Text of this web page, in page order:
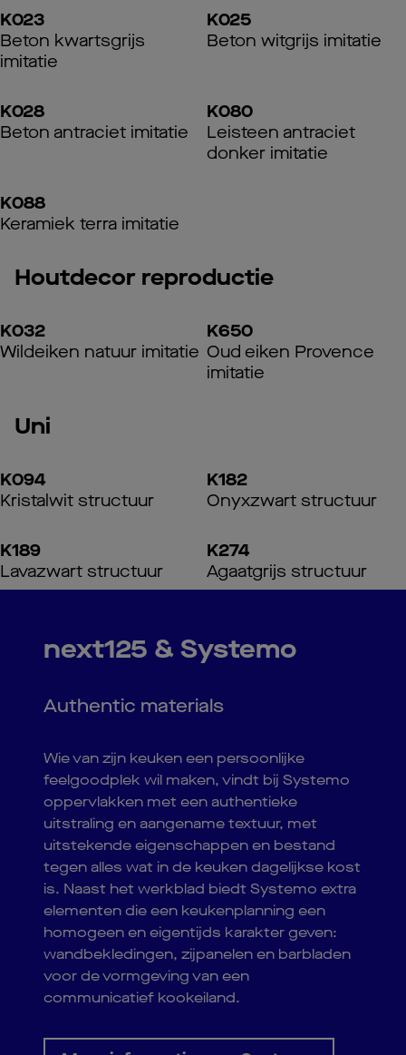
K023
Beton kwartsgrijs
imitatie
K025
Beton witgrijs imitatie
K028
Beton antraciet imitatie
K080
Leisteen antraciet
donker imitatie
K088
Keramiek terra imitatie
Houtdecor reproductie
K032
Wildeiken natuur imitatie
K650
Oud eiken Provence
imitatie
Uni
K094
Kristalwit structuur
K182
Onyxzwart structuur
K189
Lavazwart structuur
K274
Agaatgrijs structuur
next125 & Systemo
Authentic materials
Wie van zijn keuken een persoonlijke
feelgoodplek wil maken, vindt bij Systemo
oppervlakken met een authentieke
uitstraling en aangename textuur, met
uitstekende eigenschappen en bestand
tegen alles wat in de keuken dagelijkse kost
is. Naast het werkblad biedt Systemo extra
elementen die een keukenplanning een
homogeen en eigentijds karakter geven:
wandbekledingen, zijpanelen en barbladen
voor de vormgeving van een
communicatief kookeiland.